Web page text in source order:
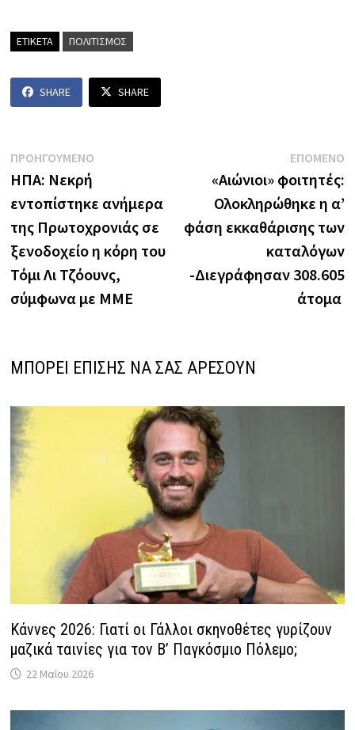
ΕΤΙΚΕΤΑ ΠΟΛΙΤΙΣΜΟΣ
SHARE SHARE
Πλοήγηση
άρθρων
ΠΡΟΗΓΟΥΜΕΝΟ
ΗΠΑ: Νεκρή
εντοπίστηκε ανήμερα
της Πρωτοχρονιάς σε
ξενοδοχείο η κόρη του
Τόμι Λι Τζόουνς,
σύμφωνα με ΜΜΕ
ΕΠΟΜΕΝΟ
«Αιώνιοι» φοιτητές:
Ολοκληρώθηκε η α’
φάση εκκαθάρισης των
καταλόγων
-Διεγράφησαν 308.605
άτομα
ΜΠΟΡΕΙ ΕΠΙΣΗΣ ΝΑ ΣΑΣ ΑΡΕΣΟΥΝ
Κάννες 2026: Γιατί οι Γάλλοι σκηνοθέτες γυρίζουν
μαζικά ταινίες για τον Β’ Παγκόσμιο Πόλεμο;
22 Μαΐου 2026